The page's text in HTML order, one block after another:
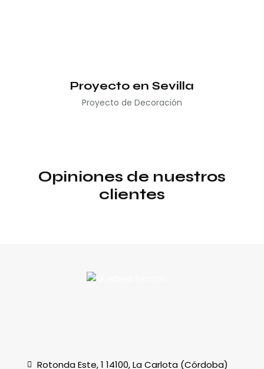
Proyecto en Sevilla
Proyecto de Decoración
Opiniones de nuestros
clientes
Rotonda Este, 1 14100, La Carlota (Córdoba)